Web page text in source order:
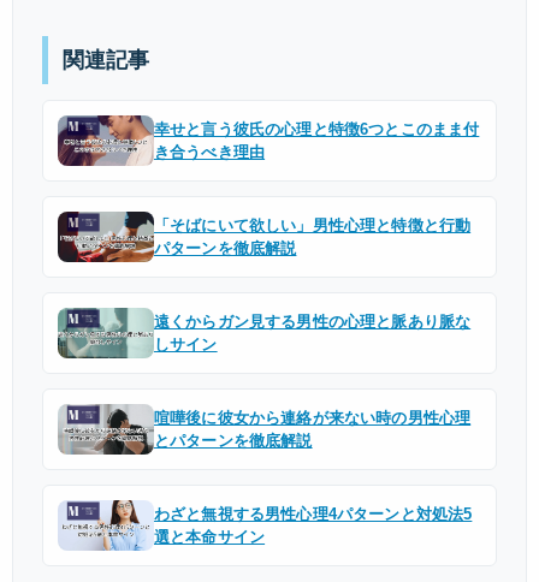
関連記事
幸せと言う彼氏の心理と特徴6つとこのまま付
き合うべき理由
「そばにいて欲しい」男性心理と特徴と行動
パターンを徹底解説
遠くからガン見する男性の心理と脈あり脈な
しサイン
喧嘩後に彼女から連絡が来ない時の男性心理
とパターンを徹底解説
わざと無視する男性心理4パターンと対処法5
選と本命サイン